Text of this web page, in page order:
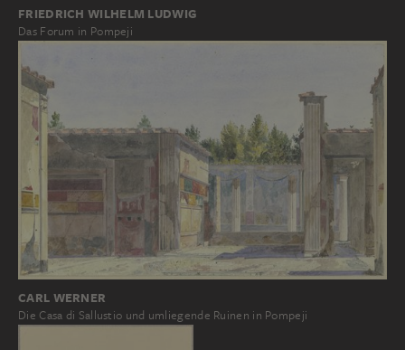
FRIEDRICH WILHELM LUDWIG
Das Forum in Pompeji
CARL WERNER
Die Casa di Sallustio und umliegende Ruinen in Pompeji